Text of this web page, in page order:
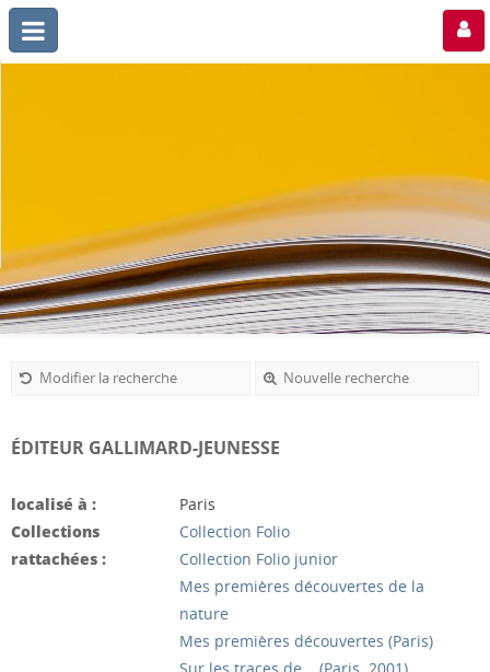
Modifier la recherche Nouvelle recherche
ÉDITEUR GALLIMARD-JEUNESSE
localisé à :
Paris
Collections
rattachées :
Collection Folio
Collection Folio junior
Mes premières découvertes de la
nature
Mes premières découvertes (Paris)